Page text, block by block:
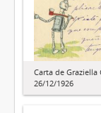
Carta de Graziella
26/12/1926